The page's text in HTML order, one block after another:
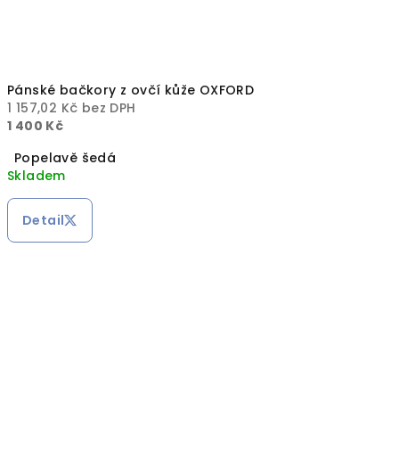
Pánské bačkory z ovčí kůže OXFORD
1 157,02 Kč bez DPH
1 400 Kč
Popelavě šedá
Skladem
Detail